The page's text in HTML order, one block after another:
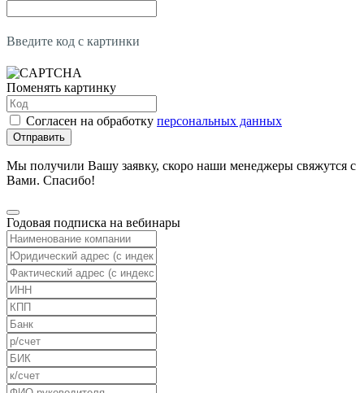
Введите код с картинки
Поменять картинку
Согласен на обработку персональных данных
Отправить
Мы получили Вашу заявку, скоро наши менеджеры свяжутся с
Вами. Спасибо!
Годовая подписка на вебинары